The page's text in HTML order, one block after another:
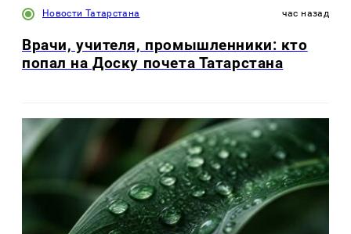
Новости Татарстана час назад
Врачи, учителя, промышленники: кто
попал на Доску почета Татарстана